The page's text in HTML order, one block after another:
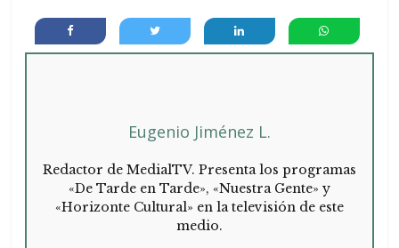
Eugenio Jiménez L.
Redactor de MedialTV. Presenta los programas
«De Tarde en Tarde», «Nuestra Gente» y
«Horizonte Cultural» en la televisión de este
medio.